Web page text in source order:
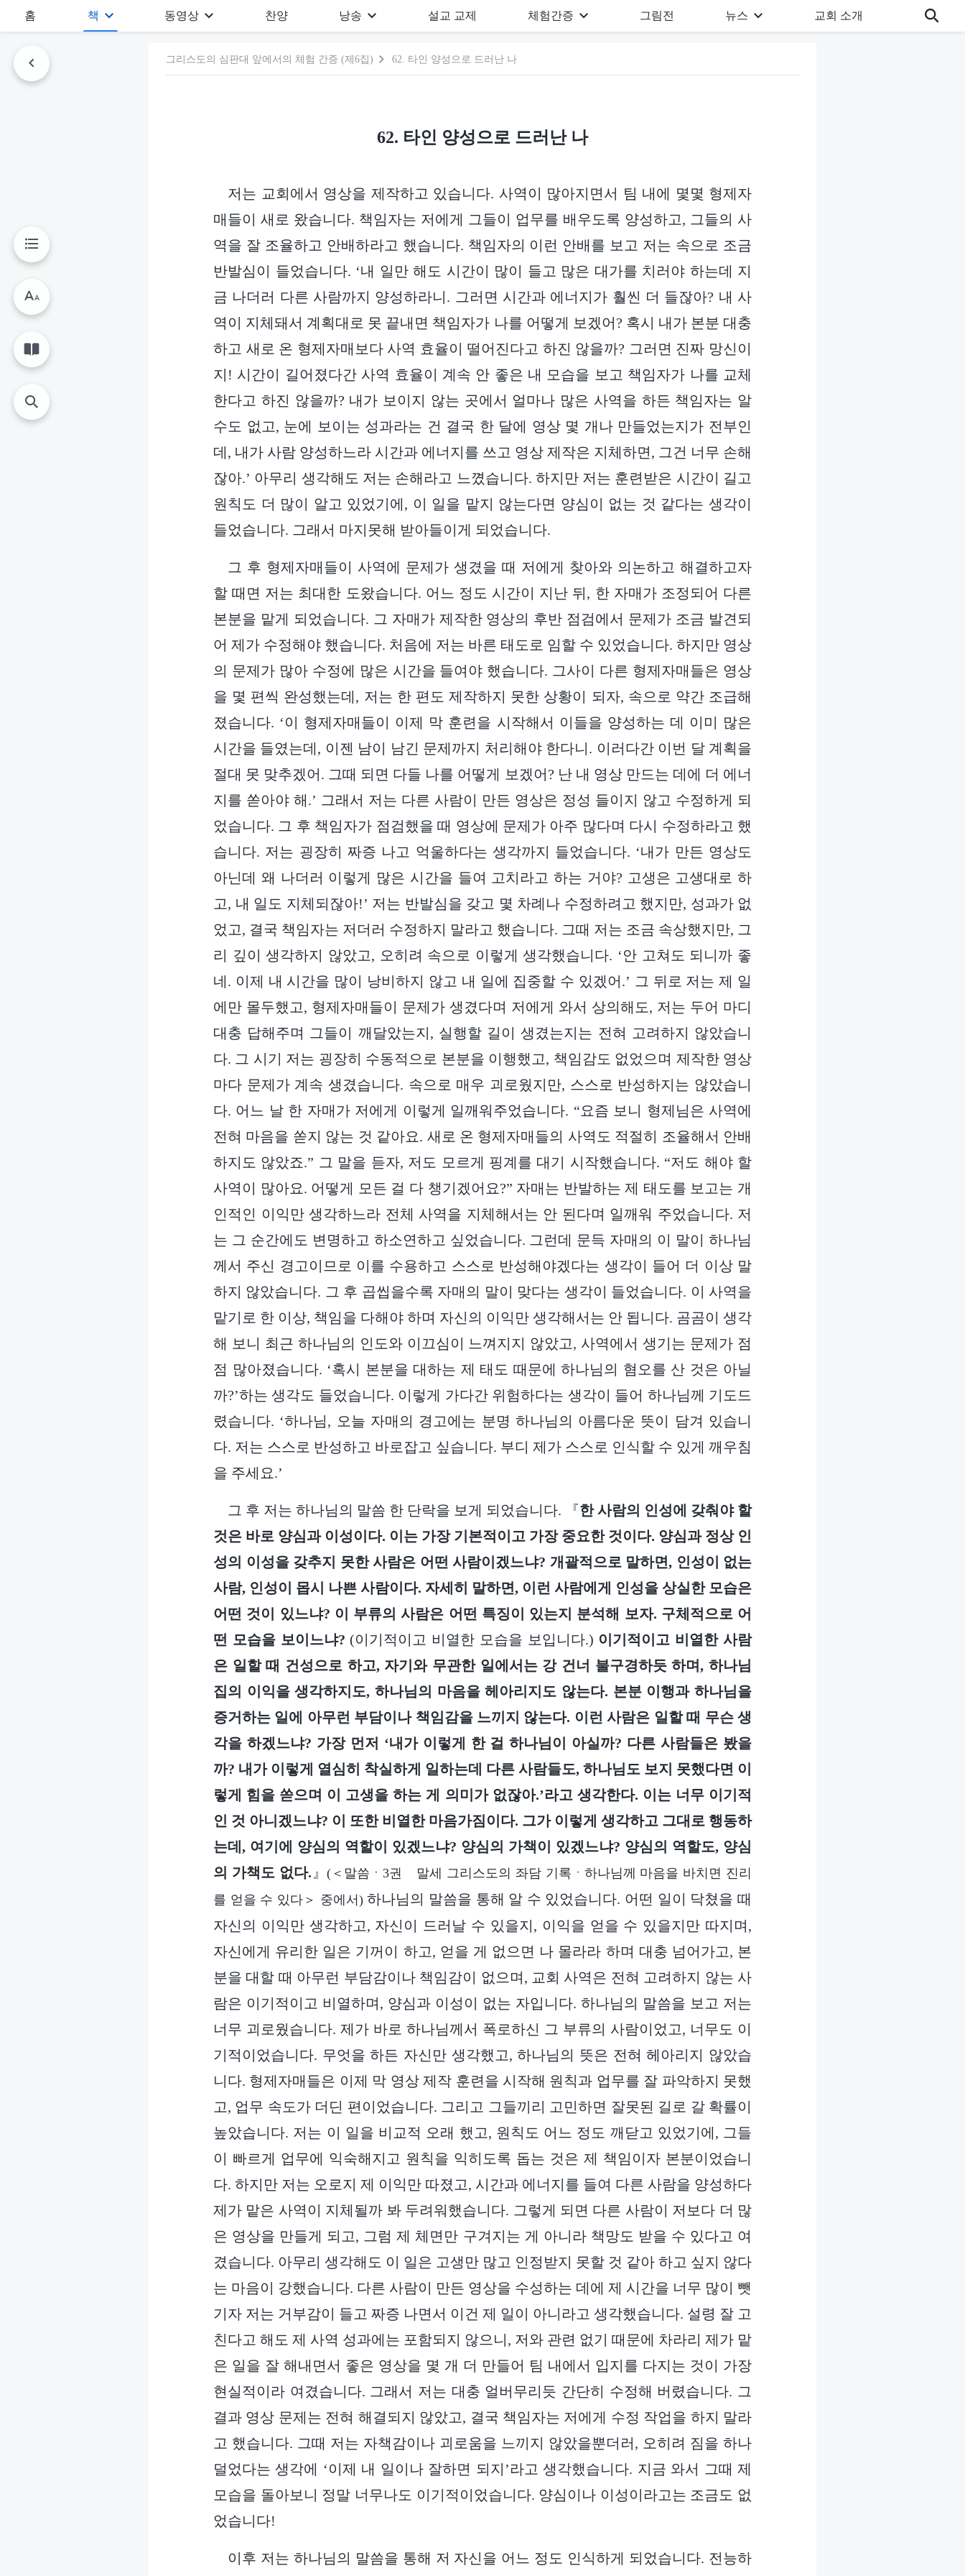
홈 책 동영상 찬양 낭송 설교 교제 체험간증 그림전 뉴스 교회 소개
그리스도의 심판대 앞에서의 체험 간증 (제6집) 62. 타인 양성으로 드러난 나
62. 타인 양성으로 드러난 나
저는 교회에서 영상을 제작하고 있습니다. 사역이 많아지면서 팀 내에 몇몇 형제자
매들이 새로 왔습니다. 책임자는 저에게 그들이 업무를 배우도록 양성하고, 그들의 사
역을 잘 조율하고 안배하라고 했습니다. 책임자의 이런 안배를 보고 저는 속으로 조금
반발심이 들었습니다. ‘내 일만 해도 시간이 많이 들고 많은 대가를 치러야 하는데 지
금 나더러 다른 사람까지 양성하라니. 그러면 시간과 에너지가 훨씬 더 들잖아? 내 사
역이 지체돼서 계획대로 못 끝내면 책임자가 나를 어떻게 보겠어? 혹시 내가 본분 대충
하고 새로 온 형제자매보다 사역 효율이 떨어진다고 하진 않을까? 그러면 진짜 망신이
지! 시간이 길어졌다간 사역 효율이 계속 안 좋은 내 모습을 보고 책임자가 나를 교체
한다고 하진 않을까? 내가 보이지 않는 곳에서 얼마나 많은 사역을 하든 책임자는 알
수도 없고, 눈에 보이는 성과라는 건 결국 한 달에 영상 몇 개나 만들었는지가 전부인
데, 내가 사람 양성하느라 시간과 에너지를 쓰고 영상 제작은 지체하면, 그건 너무 손해
잖아.’ 아무리 생각해도 저는 손해라고 느꼈습니다. 하지만 저는 훈련받은 시간이 길고
원칙도 더 많이 알고 있었기에, 이 일을 맡지 않는다면 양심이 없는 것 같다는 생각이
들었습니다. 그래서 마지못해 받아들이게 되었습니다.
그 후 형제자매들이 사역에 문제가 생겼을 때 저에게 찾아와 의논하고 해결하고자
할 때면 저는 최대한 도왔습니다. 어느 정도 시간이 지난 뒤, 한 자매가 조정되어 다른
본분을 맡게 되었습니다. 그 자매가 제작한 영상의 후반 점검에서 문제가 조금 발견되
어 제가 수정해야 했습니다. 처음에 저는 바른 태도로 임할 수 있었습니다. 하지만 영상
의 문제가 많아 수정에 많은 시간을 들여야 했습니다. 그사이 다른 형제자매들은 영상
을 몇 편씩 완성했는데, 저는 한 편도 제작하지 못한 상황이 되자, 속으로 약간 조급해
졌습니다. ‘이 형제자매들이 이제 막 훈련을 시작해서 이들을 양성하는 데 이미 많은
시간을 들였는데, 이젠 남이 남긴 문제까지 처리해야 한다니. 이러다간 이번 달 계획을
절대 못 맞추겠어. 그때 되면 다들 나를 어떻게 보겠어? 난 내 영상 만드는 데에 더 에너
지를 쏟아야 해.’ 그래서 저는 다른 사람이 만든 영상은 정성 들이지 않고 수정하게 되
었습니다. 그 후 책임자가 점검했을 때 영상에 문제가 아주 많다며 다시 수정하라고 했
습니다. 저는 굉장히 짜증 나고 억울하다는 생각까지 들었습니다. ‘내가 만든 영상도
아닌데 왜 나더러 이렇게 많은 시간을 들여 고치라고 하는 거야? 고생은 고생대로 하
고, 내 일도 지체되잖아!’ 저는 반발심을 갖고 몇 차례나 수정하려고 했지만, 성과가 없
었고, 결국 책임자는 저더러 수정하지 말라고 했습니다. 그때 저는 조금 속상했지만, 그
리 깊이 생각하지 않았고, 오히려 속으로 이렇게 생각했습니다. ‘안 고쳐도 되니까 좋
네. 이제 내 시간을 많이 낭비하지 않고 내 일에 집중할 수 있겠어.’ 그 뒤로 저는 제 일
에만 몰두했고, 형제자매들이 문제가 생겼다며 저에게 와서 상의해도, 저는 두어 마디
대충 답해주며 그들이 깨달았는지, 실행할 길이 생겼는지는 전혀 고려하지 않았습니
다. 그 시기 저는 굉장히 수동적으로 본분을 이행했고, 책임감도 없었으며 제작한 영상
마다 문제가 계속 생겼습니다. 속으로 매우 괴로웠지만, 스스로 반성하지는 않았습니
다. 어느 날 한 자매가 저에게 이렇게 일깨워주었습니다. “요즘 보니 형제님은 사역에
전혀 마음을 쏟지 않는 것 같아요. 새로 온 형제자매들의 사역도 적절히 조율해서 안배
하지도 않았죠.” 그 말을 듣자, 저도 모르게 핑계를 대기 시작했습니다. “저도 해야 할
사역이 많아요. 어떻게 모든 걸 다 챙기겠어요?” 자매는 반발하는 제 태도를 보고는 개
인적인 이익만 생각하느라 전체 사역을 지체해서는 안 된다며 일깨워 주었습니다. 저
는 그 순간에도 변명하고 하소연하고 싶었습니다. 그런데 문득 자매의 이 말이 하나님
께서 주신 경고이므로 이를 수용하고 스스로 반성해야겠다는 생각이 들어 더 이상 말
하지 않았습니다. 그 후 곱씹을수록 자매의 말이 맞다는 생각이 들었습니다. 이 사역을
맡기로 한 이상, 책임을 다해야 하며 자신의 이익만 생각해서는 안 됩니다. 곰곰이 생각
해 보니 최근 하나님의 인도와 이끄심이 느껴지지 않았고, 사역에서 생기는 문제가 점
점 많아졌습니다. ‘혹시 본분을 대하는 제 태도 때문에 하나님의 혐오를 산 것은 아닐
까?’하는 생각도 들었습니다. 이렇게 가다간 위험하다는 생각이 들어 하나님께 기도드
렸습니다. ‘하나님, 오늘 자매의 경고에는 분명 하나님의 아름다운 뜻이 담겨 있습니
다. 저는 스스로 반성하고 바로잡고 싶습니다. 부디 제가 스스로 인식할 수 있게 깨우침
을 주세요.’
그 후 저는 하나님의 말씀 한 단락을 보게 되었습니다. 『한 사람의 인성에 갖춰야 할
것은 바로 양심과 이성이다. 이는 가장 기본적이고 가장 중요한 것이다. 양심과 정상 인
성의 이성을 갖추지 못한 사람은 어떤 사람이겠느냐? 개괄적으로 말하면, 인성이 없는
사람, 인성이 몹시 나쁜 사람이다. 자세히 말하면, 이런 사람에게 인성을 상실한 모습은
어떤 것이 있느냐? 이 부류의 사람은 어떤 특징이 있는지 분석해 보자. 구체적으로 어
떤 모습을 보이느냐? (이기적이고 비열한 모습을 보입니다.) 이기적이고 비열한 사람
은 일할 때 건성으로 하고, 자기와 무관한 일에서는 강 건너 불구경하듯 하며, 하나님
집의 이익을 생각하지도, 하나님의 마음을 헤아리지도 않는다. 본분 이행과 하나님을
증거하는 일에 아무런 부담이나 책임감을 느끼지 않는다. 이런 사람은 일할 때 무슨 생
각을 하겠느냐? 가장 먼저 ‘내가 이렇게 한 걸 하나님이 아실까? 다른 사람들은 봤을
까? 내가 이렇게 열심히 착실하게 일하는데 다른 사람들도, 하나님도 보지 못했다면 이
렇게 힘을 쏟으며 이 고생을 하는 게 의미가 없잖아.’라고 생각한다. 이는 너무 이기적
인 것 아니겠느냐? 이 또한 비열한 마음가짐이다. 그가 이렇게 생각하고 그대로 행동하
는데, 여기에 양심의 역할이 있겠느냐? 양심의 가책이 있겠느냐? 양심의 역할도, 양심
의 가책도 없다. 』(＜말씀ㆍ3권 말세 그리스도의 좌담 기록ㆍ하나님께 마음을 바치면 진리
를 얻을 수 있다＞ 중에서)하나님의 말씀을 통해 알 수 있었습니다. 어떤 일이 닥쳤을 때
자신의 이익만 생각하고, 자신이 드러날 수 있을지, 이익을 얻을 수 있을지만 따지며,
자신에게 유리한 일은 기꺼이 하고, 얻을 게 없으면 나 몰라라 하며 대충 넘어가고, 본
분을 대할 때 아무런 부담감이나 책임감이 없으며, 교회 사역은 전혀 고려하지 않는 사
람은 이기적이고 비열하며, 양심과 이성이 없는 자입니다. 하나님의 말씀을 보고 저는
너무 괴로웠습니다. 제가 바로 하나님께서 폭로하신 그 부류의 사람이었고, 너무도 이
기적이었습니다. 무엇을 하든 자신만 생각했고, 하나님의 뜻은 전혀 헤아리지 않았습
니다. 형제자매들은 이제 막 영상 제작 훈련을 시작해 원칙과 업무를 잘 파악하지 못했
고, 업무 속도가 더딘 편이었습니다. 그리고 그들끼리 고민하면 잘못된 길로 갈 확률이
높았습니다. 저는 이 일을 비교적 오래 했고, 원칙도 어느 정도 깨닫고 있었기에, 그들
이 빠르게 업무에 익숙해지고 원칙을 익히도록 돕는 것은 제 책임이자 본분이었습니
다. 하지만 저는 오로지 제 이익만 따졌고, 시간과 에너지를 들여 다른 사람을 양성하다
제가 맡은 사역이 지체될까 봐 두려워했습니다. 그렇게 되면 다른 사람이 저보다 더 많
은 영상을 만들게 되고, 그럼 제 체면만 구겨지는 게 아니라 책망도 받을 수 있다고 여
겼습니다. 아무리 생각해도 이 일은 고생만 많고 인정받지 못할 것 같아 하고 싶지 않다
는 마음이 강했습니다. 다른 사람이 만든 영상을 수성하는 데에 제 시간을 너무 많이 뺏
기자 저는 거부감이 들고 짜증 나면서 이건 제 일이 아니라고 생각했습니다. 설령 잘 고
친다고 해도 제 사역 성과에는 포함되지 않으니, 저와 관련 없기 때문에 차라리 제가 맡
은 일을 잘 해내면서 좋은 영상을 몇 개 더 만들어 팀 내에서 입지를 다지는 것이 가장
현실적이라 여겼습니다. 그래서 저는 대충 얼버무리듯 간단히 수정해 버렸습니다. 그
결과 영상 문제는 전혀 해결되지 않았고, 결국 책임자는 저에게 수정 작업을 하지 말라
고 했습니다. 그때 저는 자책감이나 괴로움을 느끼지 않았을뿐더러, 오히려 짐을 하나
덜었다는 생각에 ‘이제 내 일이나 잘하면 되지’라고 생각했습니다. 지금 와서 그때 제
모습을 돌아보니 정말 너무나도 이기적이었습니다. 양심이나 이성이라고는 조금도 없
었습니다!
이후 저는 하나님의 말씀을 통해 저 자신을 어느 정도 인식하게 되었습니다. 전능하